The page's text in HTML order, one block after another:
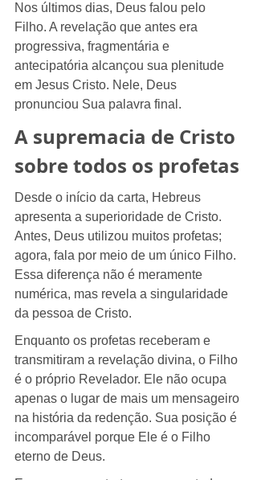
Nos últimos dias, Deus falou pelo
Filho. A revelação que antes era
progressiva, fragmentária e
antecipatória alcançou sua plenitude
em Jesus Cristo. Nele, Deus
pronunciou Sua palavra final.
A supremacia de Cristo
sobre todos os profetas
Desde o início da carta, Hebreus
apresenta a superioridade de Cristo.
Antes, Deus utilizou muitos profetas;
agora, fala por meio de um único Filho.
Essa diferença não é meramente
numérica, mas revela a singularidade
da pessoa de Cristo.
Enquanto os profetas receberam e
transmitiram a revelação divina, o Filho
é o próprio Revelador. Ele não ocupa
apenas o lugar de mais um mensageiro
na história da redenção. Sua posição é
incomparável porque Ele é o Filho
eterno de Deus.